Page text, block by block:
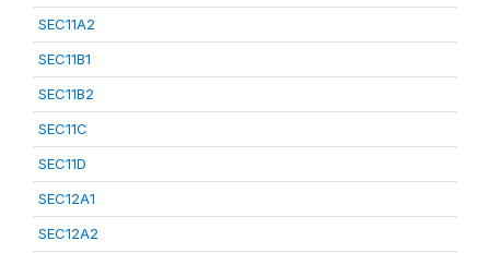
SEC11A2
SEC11B1
SEC11B2
SEC11C
SEC11D
SEC12A1
SEC12A2